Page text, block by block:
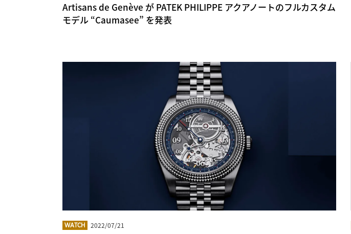
Artisans de Genève が PATEK PHILIPPE アクアノートのフルカスタム
モデル “Caumasee” を発表
WATCH 2022/07/21